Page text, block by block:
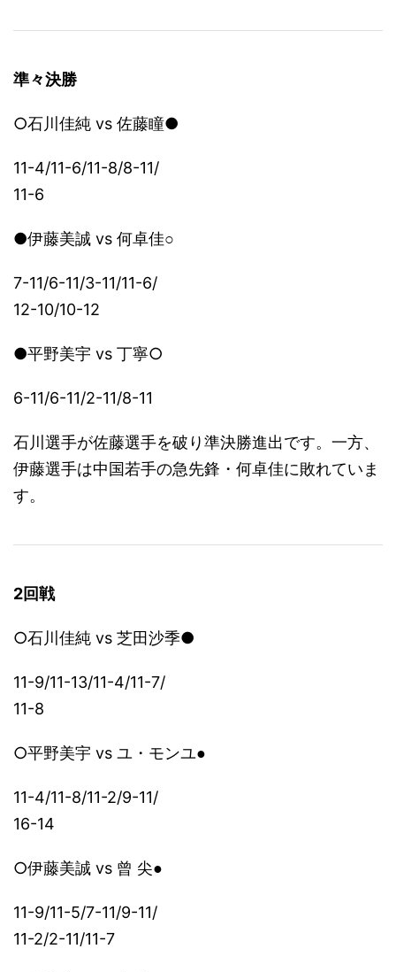
準々決勝
○石川佳純 vs 佐藤瞳●
11-4/11-6/11-8/8-11/
11-6
●伊藤美誠 vs 何卓佳○
7-11/6-11/3-11/11-6/
12-10/10-12
●平野美宇 vs 丁寧○
6-11/6-11/2-11/8-11
石川選手が佐藤選手を破り準決勝進出です。一方、
伊藤選手は中国若手の急先鋒・ 何卓佳に敗れていま
す。
2回戦
○石川佳純 vs 芝田沙季●
11-9/11-13/11-4/11-7/
11-8
○平野美宇 vs ユ・モンユ●
11-4/11-8/11-2/9-11/
16-14
○伊藤美誠 vs 曾 尖●
11-9/11-5/7-11/9-11/
11-2/2-11/11-7